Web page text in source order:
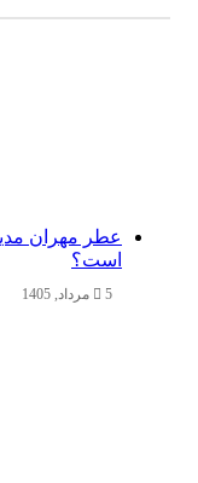
عطر مهران
است؟
5 مرداد, 1405